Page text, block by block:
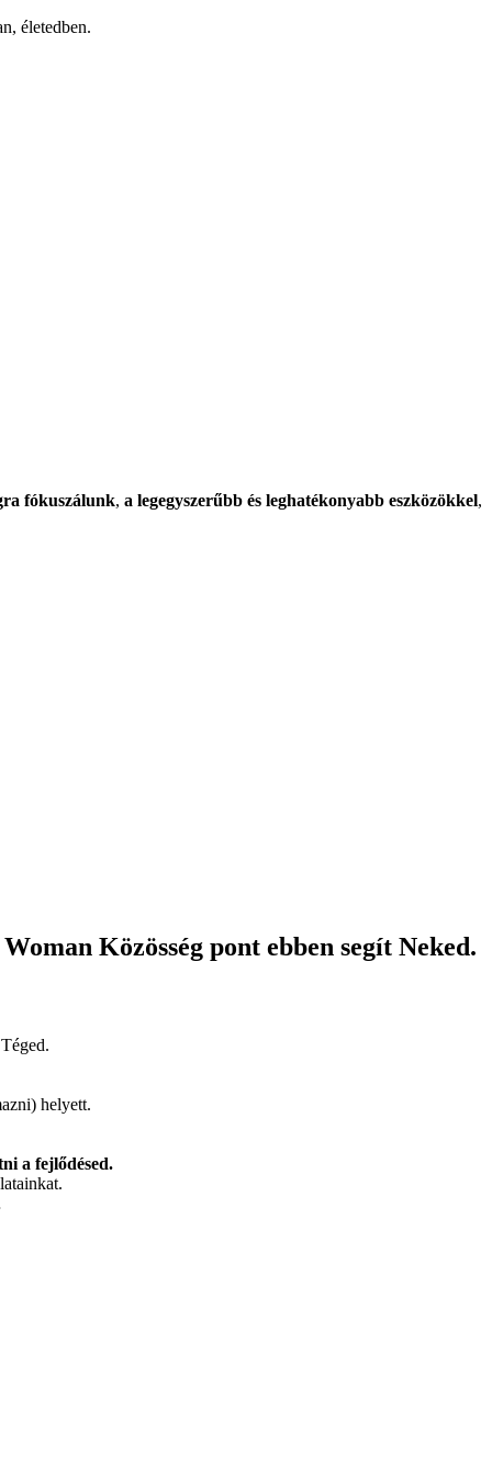
életedben.
fókuszálunk, a legegyszerűbb és leghatékonyabb eszközökkel,
Közösség pont ebben segít Neked.
helyett.
a fejlődésed.